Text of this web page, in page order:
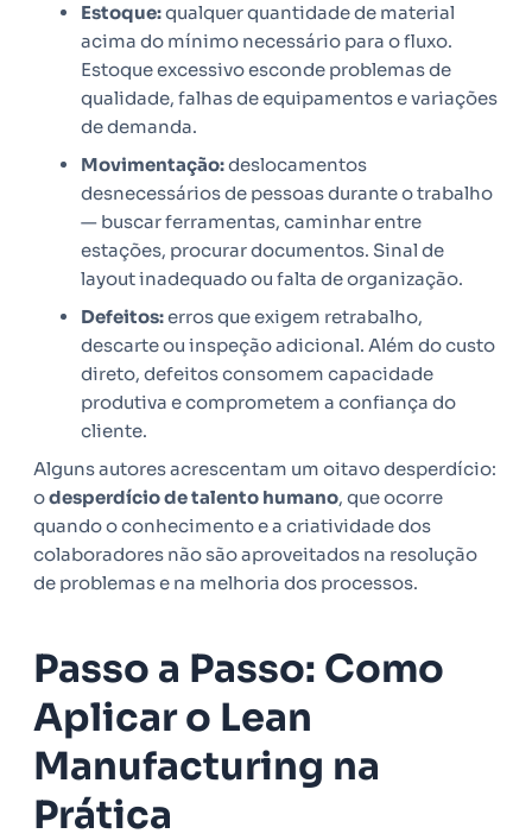
Estoque:qualquer quantidade de material
acima do mínimo necessário para o fluxo.
Estoque excessivo esconde problemas de
qualidade, falhas de equipamentos e variações
de demanda.
Movimentação:deslocamentos
desnecessários de pessoas durante o trabalho
— buscar ferramentas, caminhar entre
estações, procurar documentos. Sinal de
layout inadequado ou falta de organização.
Defeitos:erros que exigem retrabalho,
descarte ou inspeção adicional. Além do custo
direto, defeitos consomem capacidade
produtiva e comprometem a confiança do
cliente.
Alguns autores acrescentam um oitavo desperdício:
odesperdício de talento humano, que ocorre
quando o conhecimento e a criatividade dos
colaboradores não são aproveitados na resolução
de problemas e na melhoria dos processos.
Passo a Passo: Como
Aplicar o Lean
Manufacturing na
Prática